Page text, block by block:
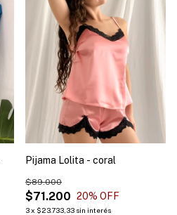
Pijama Lolita - coral
$71.200
$89.000
20% OFF
3x $23.733,33 sin interés